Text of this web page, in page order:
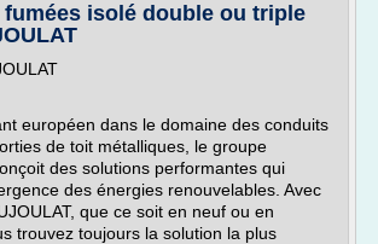
isolé double ou triple
européen dans le domaine des conduits
de toit métalliques, le groupe
des solutions performantes qui
des énergies renouvelables. Avec
que ce soit en neuf ou en
trouvez toujours la solution la plus